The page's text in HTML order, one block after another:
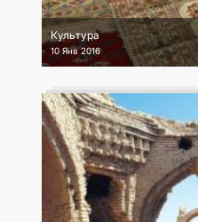
Культура
10 Янв 2016